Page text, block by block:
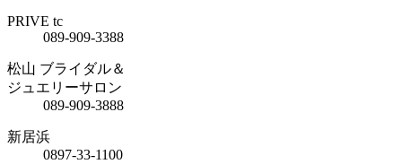
PRIVE tc
089-909-3388
松山 ブライダル＆
ジュエリーサロン
089-909-3888
新居浜
0897-33-1100